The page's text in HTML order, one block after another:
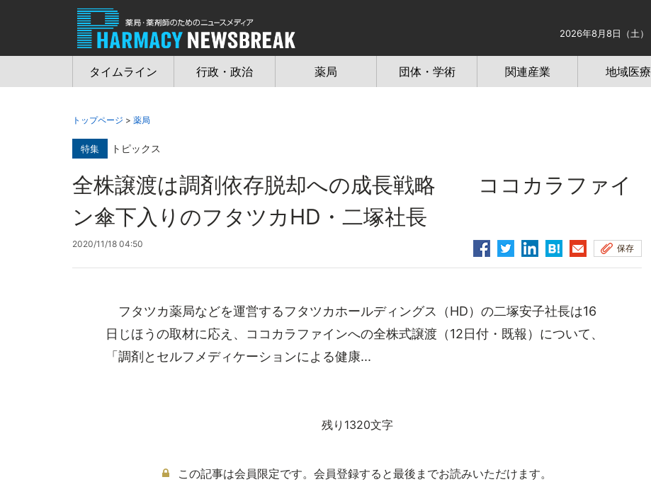
2026年8月8日（土）
タイムライン 行政・政治 薬局 団体・学術 関連産業 地域医療
トップページ > 薬局
特集 トピックス
全株譲渡は調剤依存脱却への成長戦略 ココカラファイ
ン傘下入りのフタツカHD・二塚社長
2020/11/18 04:50 保存
フタツカ薬局などを運営するフタツカホールディングス（HD）の二塚安子社長は16
日じほうの取材に応え、ココカラファインへの全株式譲渡（12日付・既報）について、
「調剤とセルフメディケーションによる健康...
残り1320文字
この記事は会員限定です。会員登録すると最後までお読みいただけます。